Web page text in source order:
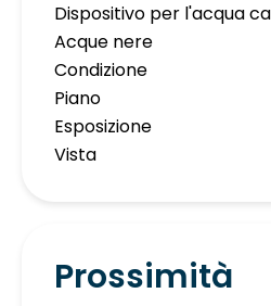
Dispositivo per l'acqua
Acque nere
Condizione
Piano
Esposizione
Vista
Prossimità